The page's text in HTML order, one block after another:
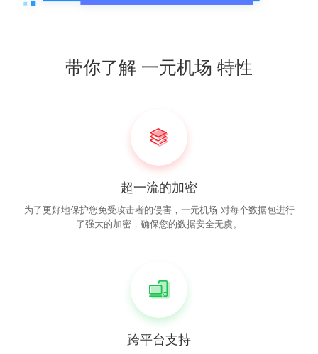
带你了解 一元机场 特性
超一流的加密
为了更好地保护您免受攻击者的侵害，一元机场 对每个数据包进行
了强大的加密，确保您的数据安全无虞。
跨平台支持